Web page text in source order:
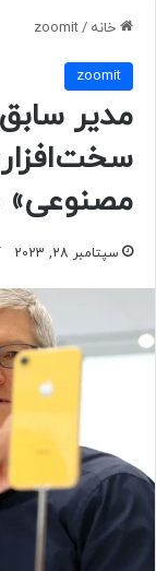
خانه /
zoomit
zoomit
مدیر
مصنوعی»
سپتامبر 28, 2023